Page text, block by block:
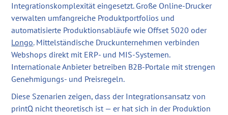
Integrationskomplexität eingesetzt. Große Online-Drucker
verwalten umfangreiche Produktportfolios und
automatisierte Produktionsabläufe wie Offset 5020 oder
Longo. Mittelständische Druckunternehmen verbinden
Webshops direkt mit ERP- und MIS-Systemen.
Internationale Anbieter betreiben B2B-Portale mit strengen
Genehmigungs- und Preisregeln.
Diese Szenarien zeigen, dass der Integrationsansatz von
printQ nicht theoretisch ist — er hat sich in der Produktion